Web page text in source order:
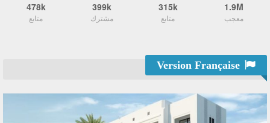
1.9M
معجب
315k
متابع
399k
مشترك
478k
متابع